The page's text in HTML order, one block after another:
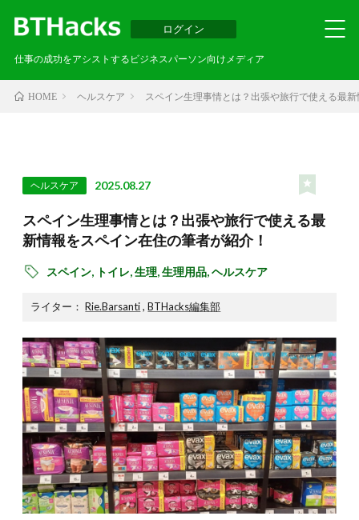
ログイン
仕事の成功をアシストするビジネスパーソン向けメディア
HOME ヘルスケア スペイン生理事情とは？出張や旅行で使える最
ヘルスケア 2025.08.27
スペイン生理事情とは？出張や旅行で使える最
新情報をスペイン在住の筆者が紹介！
スペイン, トイレ,生理,生理用品,ヘルスケア
ライター：Rie.Barsanti,BTHacks編集部